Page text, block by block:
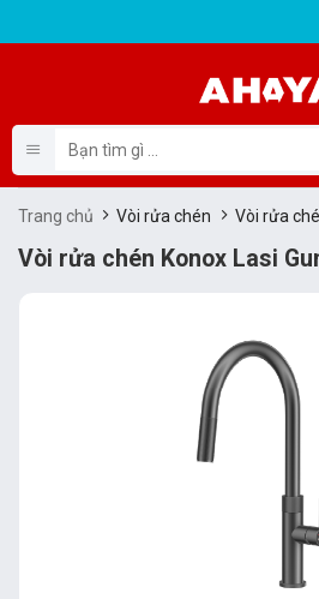
kiếm:
Trang chủ Vòi rửa chén Vòi rửa
Vòi rửa chén Konox Lasi